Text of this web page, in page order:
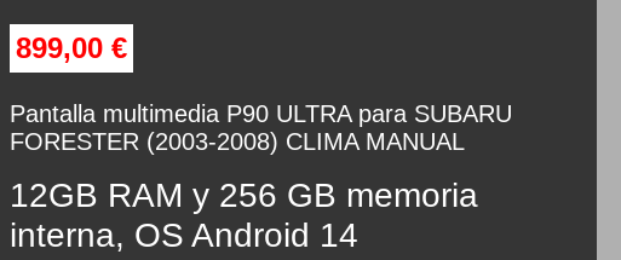
899,00 €
Pantalla multimedia P90 ULTRA para SUBARU
FORESTER (2003-2008) CLIMA MANUAL
12GB RAM y 256 GB memoria
interna, OS Android 14